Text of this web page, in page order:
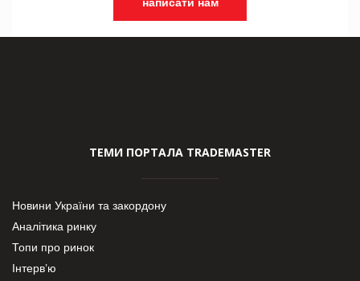
ТЕМИ ПОРТАЛА TRADEMASTER
Новини України та закордону
Аналітика ринку
Топи про ринок
Інтерв’ю